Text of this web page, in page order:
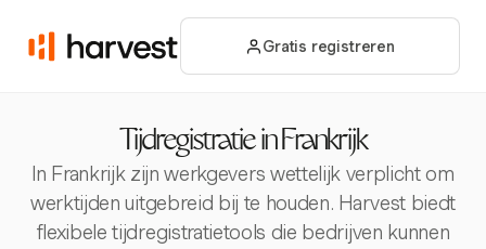
Gratis registreren
Tijdregistratie in Frankrijk
In Frankrijk zijn werkgevers wettelijk verplicht om
werktijden uitgebreid bij te houden. Harvest biedt
flexibele tijdregistratietools die bedrijven kunnen